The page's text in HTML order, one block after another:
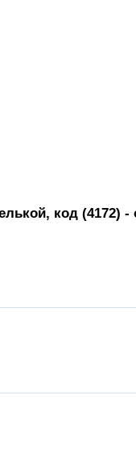
код (4172) -